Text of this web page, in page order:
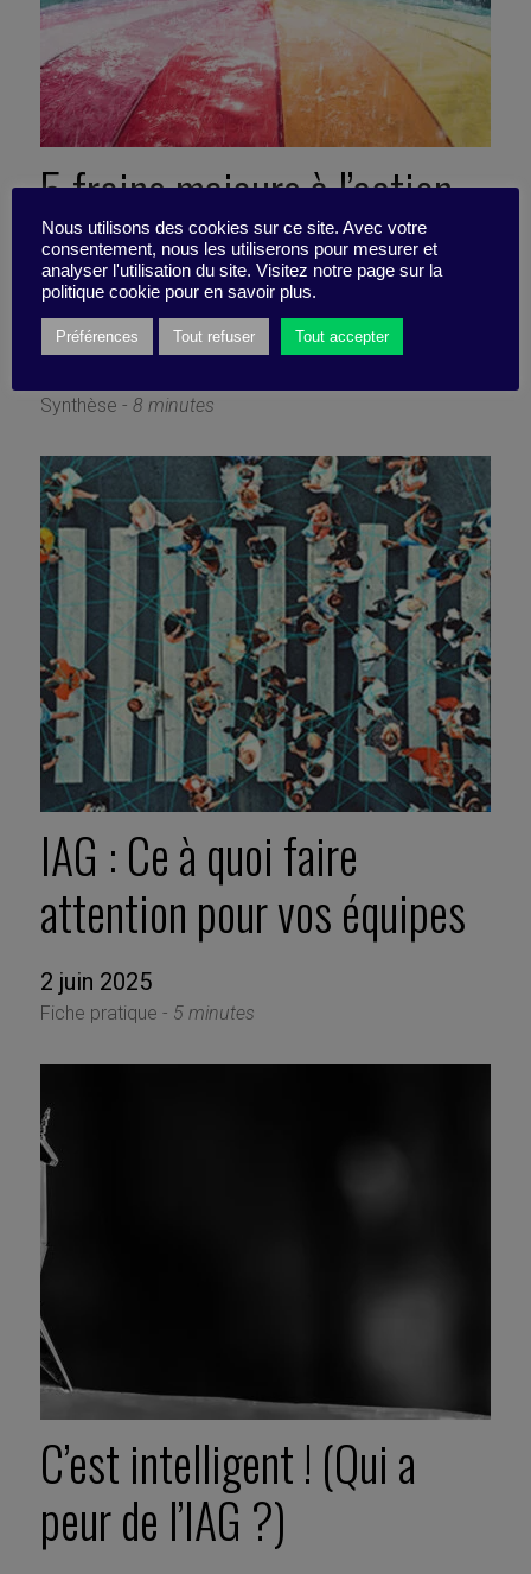
5 freins majeurs à l’action
climatique (et comment les
abattre)
Synthèse - 8 minutes
IAG : Ce à quoi faire
attention pour vos équipes
2 juin 2025
Fiche pratique - 5 minutes
C’est intelligent ! (Qui a
peur de l’IAG ?)
Nous utilisons des cookies sur ce site. Avec votre
consentement, nous les utiliserons pour mesurer et
analyser l'utilisation du site. Visitez notre page sur la
politique cookie pour en savoir plus.
Préférences Tout refuser Tout accepter